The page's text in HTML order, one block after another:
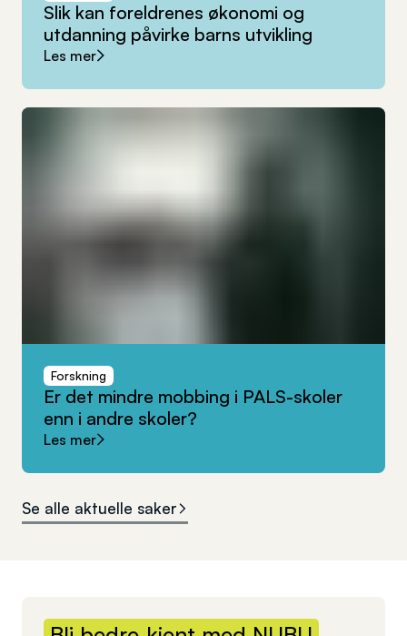
Slik kan foreldrenes økonomi og
utdanning påvirke barns utvikling
Les mer
Forskning
Er det mindre mobbing i PALS-skoler
enn i andre skoler?
Les mer
Se alle aktuelle saker